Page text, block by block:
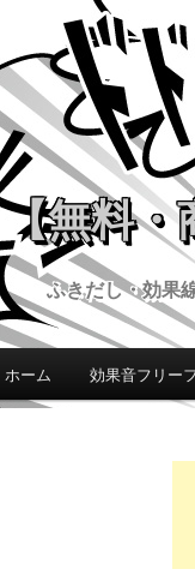
【無料
ふきだし・効果
ー
メインコンテンツへ
ホーム 効果音フリー